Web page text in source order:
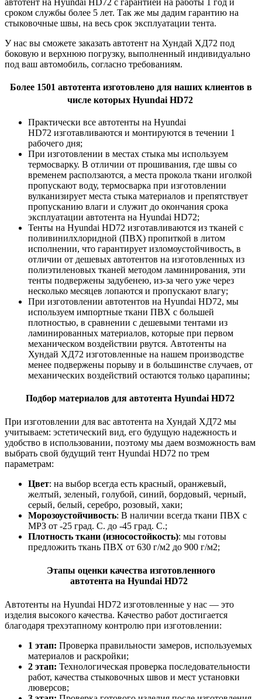
сроком службы более 5 лет. Так же мы дадим гарантию на
стыковочные швы, на весь срок эксплуатации тента.
У нас вы сможете заказать автотент на Хундай ХД72 под
боковую и верхнюю погрузку, выполненный индивидуально
под ваш автомобиль, согласно требованиям.
Более 1501 автотента изготовлено для наших клиентов в
числе которых Hyundai HD72
Практически все автотенты на Hyundai
HD72 изготавливаются и монтируются в течении 1
рабочего дня;
При изготовлении в местах стыка мы используем
термосварку. В отличии от прошивания, где швы со
временем расползаются, а места прокола ткани иголкой
пропускают воду, термосварка при изготовлении
вулканизирует места стыка материалов и препятствует
пропусканию влаги и служит до окончания срока
эксплуатации автотента на Hyundai HD72;
Тенты на Hyundai HD72 изготавливаются из тканей с
поливинилхлоридной (ПВХ) пропиткой в литом
исполнении, что гарантирует изломоустойчивость, в
отличии от дешевых автотентов на изготовленных из
полиэтиленовых тканей методом ламинирования, эти
тенты подвержены задубенею, из-за чего уже через
несколько месяцев лопаются и пропускают влагу;
При изготовлении автотентов на Hyundai HD72, мы
используем импортные ткани ПВХ с большей
плотностью, в сравнении с дешевыми тентами из
ламинированных материалов, которые при первом
механическом воздействии рвутся. Автотенты на
Хундай ХД72 изготовленные на нашем производстве
менее подвержены порыву и в большинстве случаев, от
механических воздействий остаются только царапины;
Подбор материалов для автотента Hyundai HD72
При изготовлении для вас автотента на Хундай ХД72 мы
учитываем: эстетический вид, его будущую надежность и
удобство в использовании, поэтому мы даем возможность вам
выбрать свой будущий тент Hyundai HD72 по трем
параметрам:
Цвет: на выбор всегда есть красный, оранжевый,
желтый, зеленый, голубой, синий, бордовый, черный,
серый, белый, серебро, розовый, хаки;
Морозоустойчивость: В наличии всегда ткани ПВХ с
МРЗ от -25 град. С. до -45 град. С.;
Плотность ткани (износостойкость): мы готовы
предложить ткань ПВХ от 630 г/м2 до 900 г/м2;
Этапы оценки качества изготовленного
автотента на Hyundai HD72
Автотенты на Hyundai HD72 изготовленные у нас — это
изделия высокого качества. Качество работ достигается
благодаря трехэтапному контролю при изготовлении:
1 этап: Проверка правильности замеров, используемых
материалов и раскройки;
2 этап: Технологическая проверка последовательности
работ, качества стыковочных швов и мест установки
люверсов;